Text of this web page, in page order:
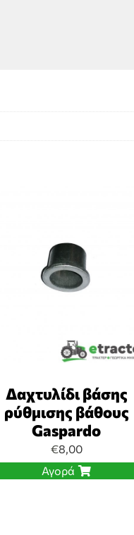
Δαχτυλίδι βάσης
ρύθμισης βάθους
Gaspardo
€8,00
Αγορά